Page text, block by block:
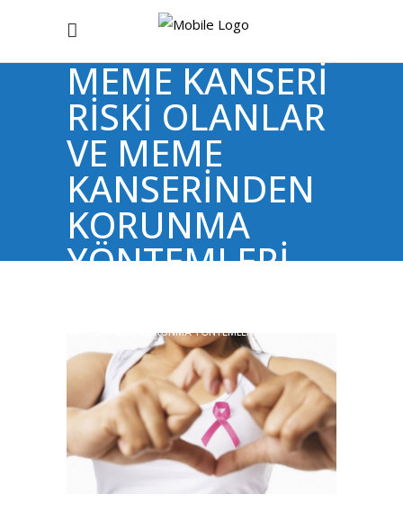
MEME KANSERİ
RİSKİ OLANLAR
VE MEME
KANSERİNDEN
KORUNMA
YÖNTEMLERİ
KANSERİNDEN KORUNMA YÖNTEMLERİ